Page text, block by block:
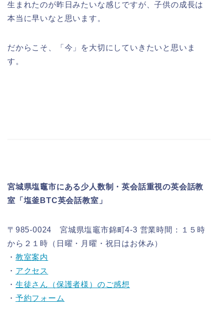
生まれたのが昨日みたいな感じですが、子供の成長は
本当に早いなと思います。
だからこそ、「今」を大切にしていきたいと思いま
す。
宮城県塩竈市にある少人数制・英会話重視の英会話教
室「塩釜BTC英会話教室」
〒985-0024 宮城県塩竈市錦町4-3 営業時間：１５時
から２１時（日曜・月曜・祝日はお休み）
・ 教室案内
・ アクセス
・ 生徒さん（保護者様）のご感想
・ 予約フォーム